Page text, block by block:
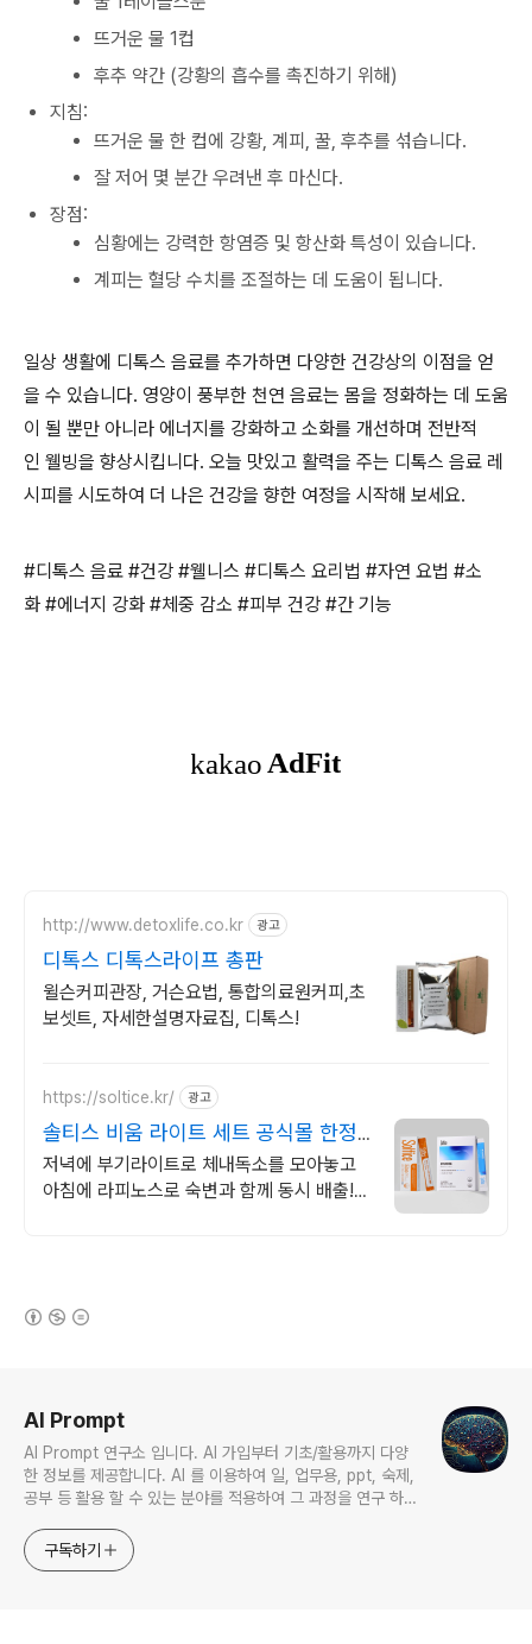
뜨거운 물 1컵
후추 약간 (강황의 흡수를 촉진하기 위해)
지침:
뜨거운 물 한 컵에 강황, 계피, 꿀, 후추를 섞습니다.
잘 저어 몇 분간 우려낸 후 마신다.
장점:
심황에는 강력한 항염증 및 항산화 특성이 있습니다.
계피는 혈당 수치를 조절하는 데 도움이 됩니다.
일상 생활에 디톡스 음료를 추가하면 다양한 건강상의 이점을 얻
을 수 있습니다. 영양이 풍부한 천연 음료는 몸을 정화하는 데 도움
이 될 뿐만 아니라 에너지를 강화하고 소화를 개선하며 전반적
인 웰빙을 향상시킵니다. 오늘 맛있고 활력을 주는 디톡스 음료 레
시피를 시도하여 더 나은 건강을 향한 여정을 시작해 보세요.
#디톡스 음료 #건강 #웰니스 #디톡스 요리법 #자연 요법 #소
화 #에너지 강화 #체중 감소 #피부 건강 #간 기능
http://www.detoxlife.co.kr 광고
디톡스 디톡스라이프 총판
윌슨커피관장, 거슨요법, 통합의료원커피,초
보셋트, 자세한설명자료집, 디톡스!
https://soltice.kr/ 광고
솔티스 비움 라이트 세트 공식몰 한정
49%할인특가
저녁에 부기라이트로 체내독소를 모아놓고
아침에 라피노스로 숙변과 함께 동시 배출!
AI Prompt
AI Prompt 연구소 입니다. AI 가입부터 기초/활용까지 다양
한 정보를 제공합니다. AI 를 이용하여 일, 업무용, ppt, 숙제,
공부 등 활용 할 수 있는 분야를 적용하여 그 과정을 연구 하여
아닙니다. * ChatGPT 와 경제, 금융, 상식 등 다양한 정보를
연구 합니다. * 한국/미국의 상승 주식을 집중 탐구 하여 작성
구독하기